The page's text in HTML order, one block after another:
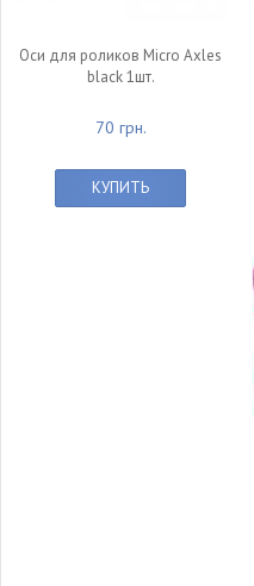
Оси для роликов Micro Axles
black 1шт.
70 грн.
КУПИТЬ